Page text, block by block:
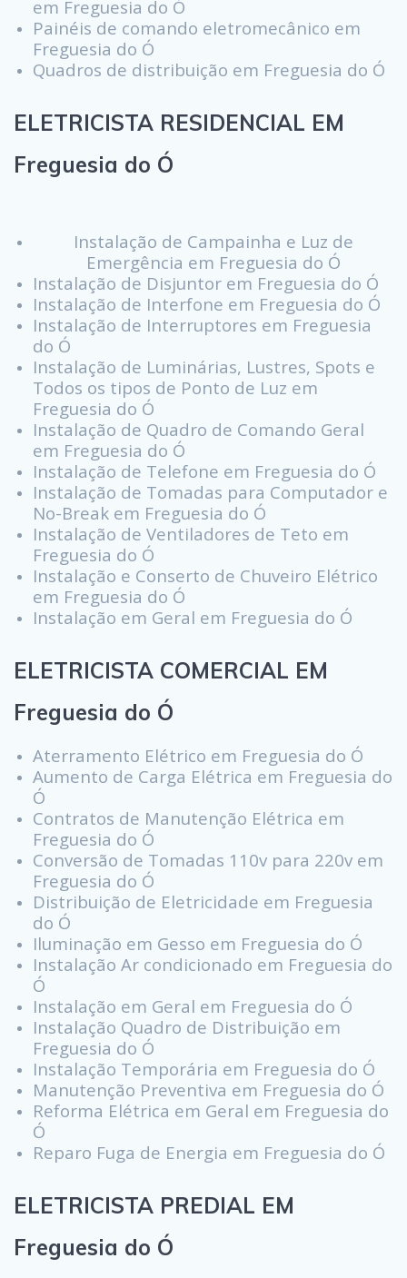
em Freguesia do Ó
Painéis de comando eletromecânico em
Freguesia do Ó
Quadros de distribuição em Freguesia do Ó
ELETRICISTA RESIDENCIAL EM
Freguesia do Ó
Instalação de Campainha e Luz de
Emergência em Freguesia do Ó
Instalação de Disjuntor em Freguesia do Ó
Instalação de Interfone em Freguesia do Ó
Instalação de Interruptores em Freguesia
do Ó
Instalação de Luminárias, Lustres, Spots e
Todos os tipos de Ponto de Luz em
Freguesia do Ó
Instalação de Quadro de Comando Geral
em Freguesia do Ó
Instalação de Telefone em Freguesia do Ó
Instalação de Tomadas para Computador e
No-Break em Freguesia do Ó
Instalação de Ventiladores de Teto em
Freguesia do Ó
Instalação e Conserto de Chuveiro Elétrico
em Freguesia do Ó
Instalação em Geral em Freguesia do Ó
ELETRICISTA COMERCIAL EM
Freguesia do Ó
Aterramento Elétrico em Freguesia do Ó
Aumento de Carga Elétrica em Freguesia do
Ó
Contratos de Manutenção Elétrica em
Freguesia do Ó
Conversão de Tomadas 110v para 220v em
Freguesia do Ó
Distribuição de Eletricidade em Freguesia
do Ó
Iluminação em Gesso em Freguesia do Ó
Instalação Ar condicionado em Freguesia do
Ó
Instalação em Geral em Freguesia do Ó
Instalação Quadro de Distribuição em
Freguesia do Ó
Instalação Temporária em Freguesia do Ó
Manutenção Preventiva em Freguesia do Ó
Reforma Elétrica em Geral em Freguesia do
Ó
Reparo Fuga de Energia em Freguesia do Ó
ELETRICISTA PREDIAL EM
Freguesia do Ó